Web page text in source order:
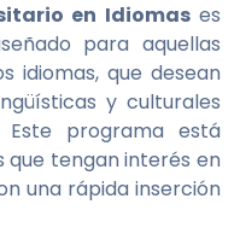
en Idiomases
para aquellas
idiomas, que desean
y culturales
programa está
que tengan interés en
una rápida inserción